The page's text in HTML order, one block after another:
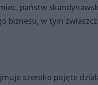
państw
biznesu, w tym
szeroko pojęte